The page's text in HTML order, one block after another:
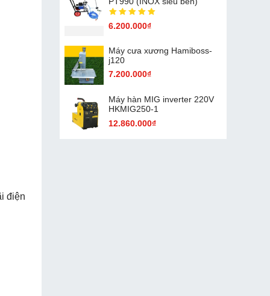
điện
6.200.000₫
Máy cưa xương Hamiboss-
j120
7.200.000₫
Máy hàn MIG inverter 220V
HKMIG250-1
12.860.000₫